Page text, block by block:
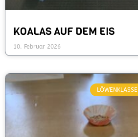
KOALAS AUF DEM EIS
10. Februar 2026
LÖWENKLASSE